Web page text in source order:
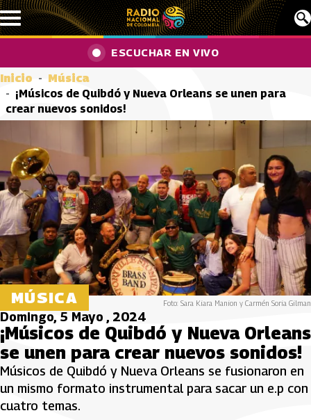
Pasar al contenido principal
ESCUCHAR EN VIVO
Inicio
Música
¡Músicos de Quibdó y Nueva Orleans se unen para
crear nuevos sonidos!
MÚSICA Foto: Sara Kiara Manion y Carmén Soria Gilman
Domingo, 5 Mayo , 2024
¡Músicos de Quibdó y Nueva Orleans
se unen para crear nuevos sonidos!
Músicos de Quibdó y Nueva Orleans se fusionaron en
un mismo formato instrumental para sacar un e.p con
cuatro temas.